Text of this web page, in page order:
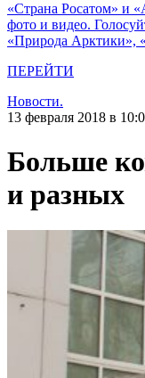
«Страна Росатом» и
фото и видео.
«Природа Арктики»,
ПЕРЕЙТИ
Новости.
13 февраля 2018 в
Больше
и разных